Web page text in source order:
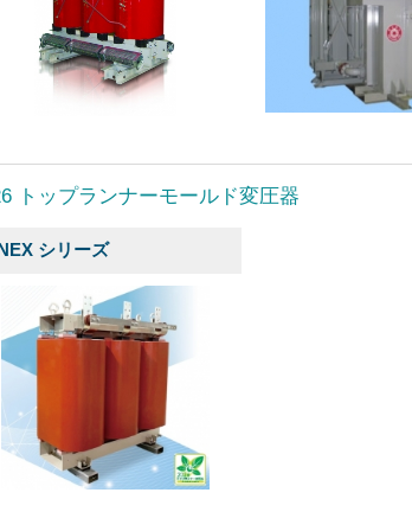
トップランナーモールド変圧器
シリーズ